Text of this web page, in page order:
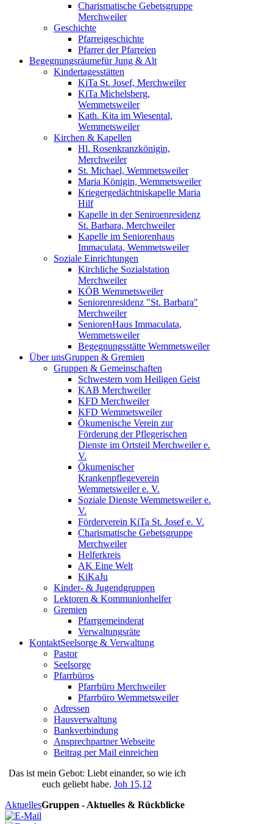
Charismatische Gebetsgruppe
Merchweiler
Geschichte
Pfarreigeschichte
Pfarrer der Pfarreien
Begegnungsräumefür Jung & Alt
Kindertagesstätten
KiTa St. Josef, Merchweiler
KiTa Michelsberg,
Wemmetsweiler
Kath. Kita im Wiesental,
Wemmetsweiler
Kirchen & Kapellen
Hl. Rosenkranzkönigin,
Merchweiler
St. Michael, Wemmetsweiler
Maria Königin, Wemmetsweiler
Kriegergedächtniskapelle Maria
Hilf
Kapelle in der Seniroenresidenz
St. Barbara, Merchweiler
Kapelle im Seniorenhaus
Immaculata, Wemmetsweiler
Soziale Einrichtungen
Kirchliche Sozialstation
Merchweiler
KÖB Wemmetsweiler
Seniorenresidenz "St. Barbara"
Merchweiler
SeniorenHaus Immaculata,
Wemmetsweiler
Begegnungsstätte Wemmetsweiler
Über unsGruppen & Gremien
Gruppen & Gemeinschaften
Schwestern vom Heiligen Geist
KAB Merchweiler
KFD Merchweiler
KFD Wemmetsweiler
Ökumenische Verein zur
Förderung der Pflegerischen
Dienste im Ortsteil Merchweiler e.
V.
Ökumenischer
Krankenpflegeverein
Wemmetsweiler e. V.
Soziale Dienste Wemmetsweiler e.
V.
Förderverein KiTa St. Josef e. V.
Charismatische Gebetsgruppe
Merchweiler
Helferkreis
AK Eine Welt
KiKaJu
Kinder- & Jugendgruppen
Lektoren & Kommunionhelfer
Gremien
Pfarrgemeinderat
Verwaltungsräte
KontaktSeelsorge & Verwaltung
Pastor
Seelsorge
Pfarrbüros
Pfarrbüro Merchweiler
Pfarrbüro Wemmetsweiler
Adressen
Hausverwaltung
Bankverbindung
Ansprechpartner Webseite
Beitrag per Mail einreichen
Das ist mein Gebot: Liebt einander, so wie ich
euch geliebt habe.Joh 15,12
AktuellesGruppen - Aktuelles & Rückblicke